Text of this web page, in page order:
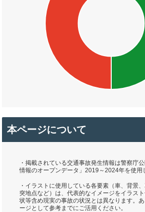
本ページについて
・掲載されている交通事故発生情報は警察庁
情報のオープンデータ」2019～2024年を使用
・イラストに使用している各要素（車、背景
突地点など）は、代表的なイメージをイラス
状等含め現実の事故の状況とは異なります。
ージとして参考までにご活用ください。